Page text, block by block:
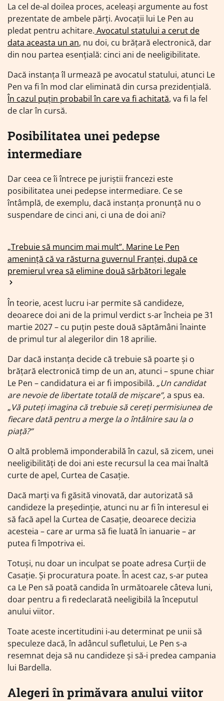
La cel de-al doilea proces, aceleași argumente au fost
prezentate de ambele părți. Avocații lui Le Pen au
pledat pentru achitare. Avocatul statului a cerut de
data aceasta un an, nu doi, cu brățară electronică, dar
din nou partea esențială: cinci ani de neeligibilitate.
Dacă instanța îl urmează pe avocatul statului, atunci Le
Pen va fi în mod clar eliminată din cursa prezidențială.
În cazul puțin probabil în care va fi achitată, va fi la fel
de clar în cursă.
Posibilitatea unei pedepse
intermediare
Dar ceea ce îi întrece pe juriștii francezi este
posibilitatea unei pedepse intermediare. Ce se
întâmplă, de exemplu, dacă instanța pronunță nu o
suspendare de cinci ani, ci una de doi ani?
„Trebuie să muncim mai mult”. Marine Le Pen
amenință că va răsturna guvernul Franței, după ce
premierul vrea să elimine două sărbători legale
În teorie, acest lucru i-ar permite să candideze,
deoarece doi ani de la primul verdict s-ar încheia pe 31
martie 2027 – cu puțin peste două săptămâni înainte
de primul tur al alegerilor din 18 aprilie.
Dar dacă instanța decide că trebuie să poarte și o
brățară electronică timp de un an, atunci – spune chiar
Le Pen – candidatura ei ar fi imposibilă. „Un candidat
are nevoie de libertate totală de mișcare”,a spus ea.
„Vă puteți imagina că trebuie să cereți permisiunea de
fiecare dată pentru a merge la o întâlnire sau la o
piață?”
O altă problemă imponderabilă în cazul, să zicem, unei
neeligibilități de doi ani este recursul la cea mai înaltă
curte de apel, Curtea de Casație.
Dacă marți va fi găsită vinovată, dar autorizată să
candideze la președinție, atunci nu ar fi în interesul ei
să facă apel la Curtea de Casație, deoarece decizia
acesteia – care ar urma să fie luată în ianuarie – ar
putea fi împotriva ei.
Totuși, nu doar un inculpat se poate adresa Curții de
Casație. Și procuratura poate. În acest caz, s-ar putea
ca Le Pen să poată candida în următoarele câteva luni,
doar pentru a fi redeclarată neeligibilă la începutul
anului viitor.
Toate aceste incertitudini i-au determinat pe unii să
speculeze dacă, în adâncul sufletului, Le Pen s-a
resemnat deja să nu candideze și să-i predea campania
lui Bardella.
Alegeri în primăvara anului viitor